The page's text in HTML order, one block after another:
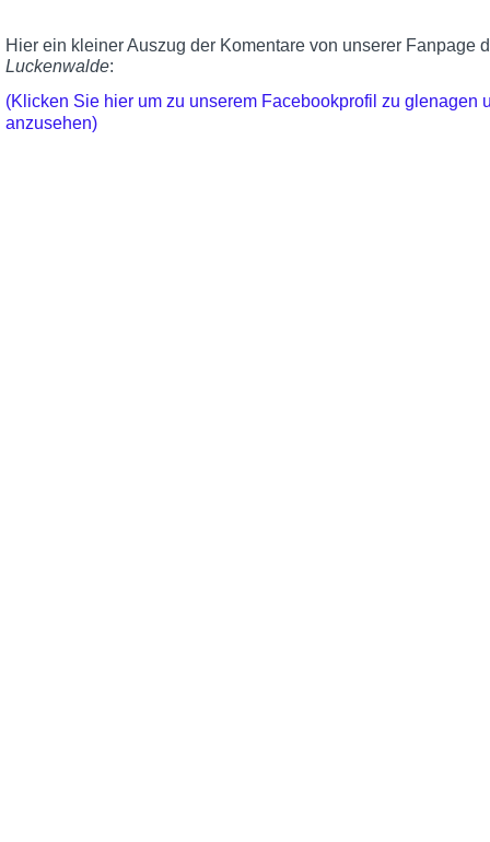
Hier ein kleiner Auszug der Komentare von unserer Fanpage
Luckenwalde:
(Klicken Sie hier um zu unserem Facebookprofil zu glenagen
anzusehen)